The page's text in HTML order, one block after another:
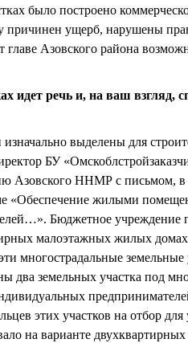
было построено
причинен ущерб, нарушены
Азовского района
идет речь и, на ваш взгляд,
выделены для
БУ
ННМР с письмом, в
«Обеспечение жилыми
Бюджетное учреждение
малоэтажных жилых
многострадальные земельные
два земельных участка под
этих участков на отбор для
на варианте